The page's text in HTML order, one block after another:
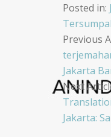
Posted in:
Post
Previous
Jakarta
Next
Jakarta: